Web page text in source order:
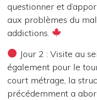
questionner et
aux problèmes du
addictions.
Jour 2 : Visite au
également pour le
court métrage, la
précédemment a